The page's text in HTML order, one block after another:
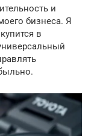
и
бизнеса. Я
в